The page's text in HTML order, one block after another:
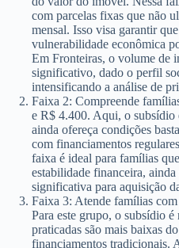
com parcelas fixas que não
mensal. Isso visa garantir
vulnerabilidade econômica
Em Fronteiras, o volume de
significativo, dado o perfil
intensificando a análise de
Faixa 2: Compreende
e R$ 4.400. Aqui, o subsídio
ainda ofereça condições
com financiamentos
faixa é ideal para famílias
estabilidade financeira,
significativa para aquisição
Faixa 3: Atende famílias
Para este grupo, o subsídio é
praticadas são mais baixas
financiamentos tradicionais.